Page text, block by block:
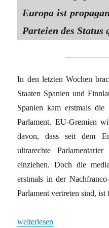
Europa ist
Parteien des
In den letzten Wochen
Staaten Spanien und
Spanien kam erstmals
Parlament. EU-Gremien
davon, dass seit dem
ultrarechte
einziehen. Doch die
erstmals in der
Parlament vertreten sind,
„Die Rechte gehört zur EU
weiterlesen